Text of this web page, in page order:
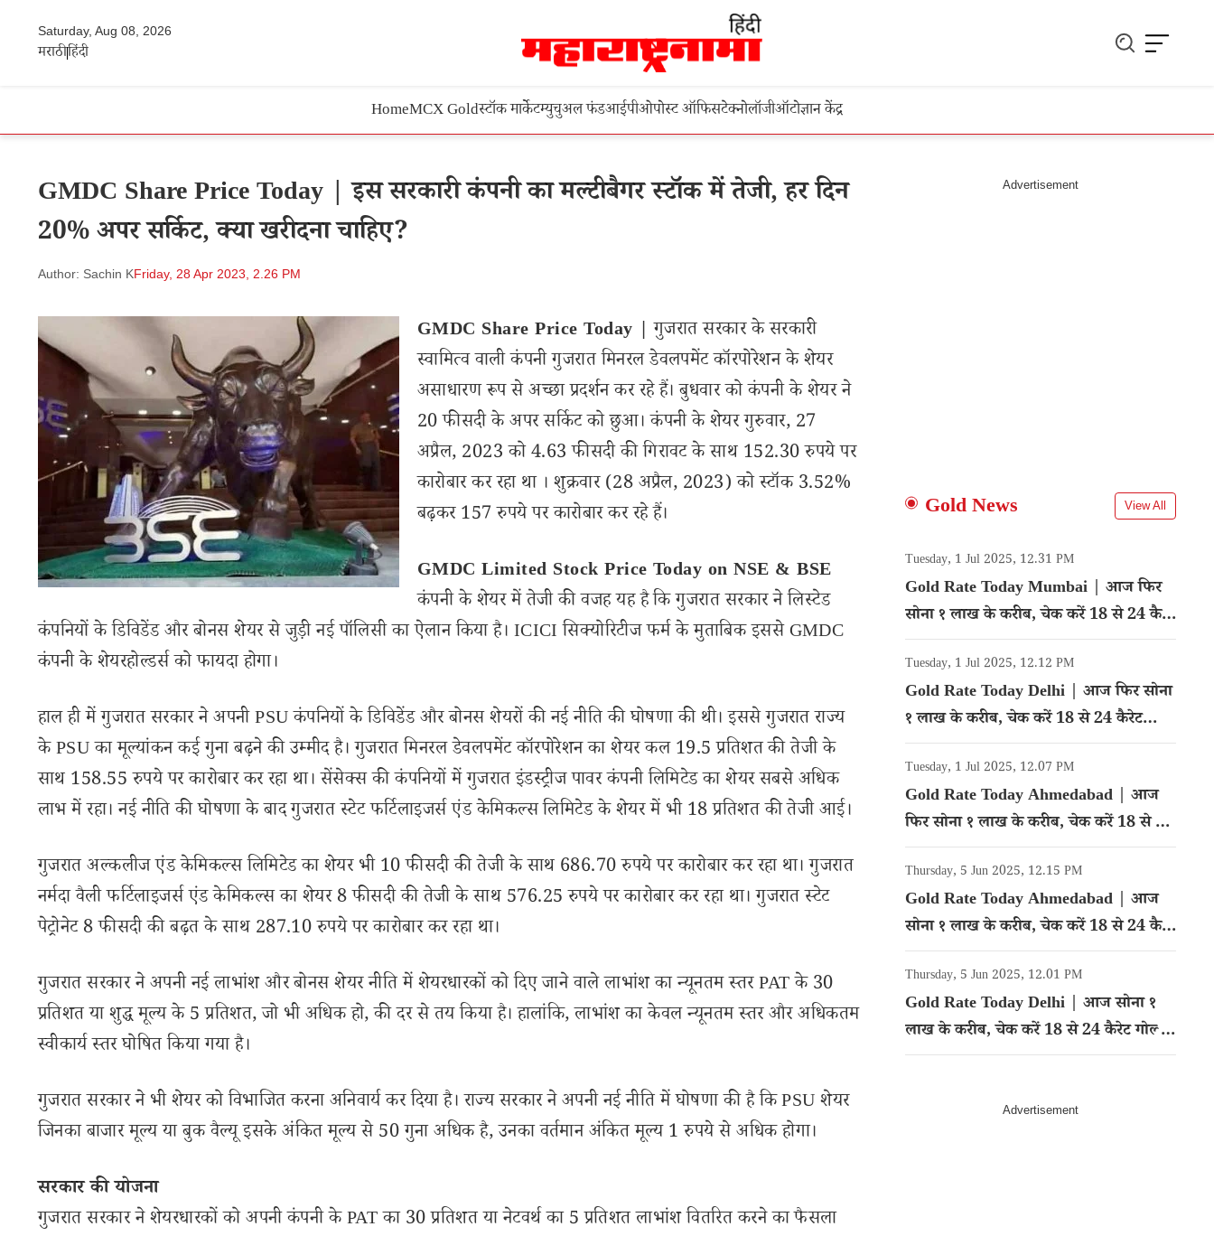
Saturday, Aug 08, 2026
मराठीहिंदी
HomeMCX Goldस्टॉक मार्केटम्युचुअल फंडआईपीओपोस्ट ऑफिसटेक्नोलॉजीऑटोज्ञान केंद्र
GMDC Share Price Today | इस सरकारी कंपनी का मल्टीबैगर स्टॉक में तेजी, हर दिन
20% अपर सर्किट, क्या खरीदना चाहिए?
Author: Sachin KFriday, 28 Apr 2023, 2.26 PM
GMDC Share Price Today | गुजरात सरकार के सरकारी
स्वामित्व वाली कंपनी गुजरात मिनरल डेवलपमेंट कॉरपोरेशन के शेयर
असाधारण रूप से अच्छा प्रदर्शन कर रहे हैं। बुधवार को कंपनी के शेयर ने
20 फीसदी के अपर सर्किट को छुआ। कंपनी के शेयर गुरुवार, 27
अप्रैल, 2023 को 4.63 फीसदी की गिरावट के साथ 152.30 रुपये पर
कारोबार कर रहा था । शुक्रवार (28 अप्रैल, 2023) को स्टॉक 3.52%
बढ़कर 157 रुपये पर कारोबार कर रहे हैं।
GMDC Limited Stock Price Today on NSE & BSE
कंपनी के शेयर में तेजी की वजह यह है कि गुजरात सरकार ने लिस्टेड
कंपनियों के डिविडेंड और बोनस शेयर से जुड़ी नई पॉलिसी का ऐलान किया है। ICICI सिक्योरिटीज फर्म के मुताबिक इससे GMDC
कंपनी के शेयरहोल्डर्स को फायदा होगा।
हाल ही में गुजरात सरकार ने अपनी PSU कंपनियों के डिविडेंड और बोनस शेयरों की नई नीति की घोषणा की थी। इससे गुजरात राज्य
के PSU का मूल्यांकन कई गुना बढ़ने की उम्मीद है। गुजरात मिनरल डेवलपमेंट कॉरपोरेशन का शेयर कल 19.5 प्रतिशत की तेजी के
साथ 158.55 रुपये पर कारोबार कर रहा था। सेंसेक्स की कंपनियों में गुजरात इंडस्ट्रीज पावर कंपनी लिमिटेड का शेयर सबसे अधिक
लाभ में रहा। नई नीति की घोषणा के बाद गुजरात स्टेट फर्टिलाइजर्स एंड केमिकल्स लिमिटेड के शेयर में भी 18 प्रतिशत की तेजी आई।
गुजरात अल्कलीज एंड केमिकल्स लिमिटेड का शेयर भी 10 फीसदी की तेजी के साथ 686.70 रुपये पर कारोबार कर रहा था। गुजरात
नर्मदा वैली फर्टिलाइजर्स एंड केमिकल्स का शेयर 8 फीसदी की तेजी के साथ 576.25 रुपये पर कारोबार कर रहा था। गुजरात स्टेट
पेट्रोनेट 8 फीसदी की बढ़त के साथ 287.10 रुपये पर कारोबार कर रहा था।
गुजरात सरकार ने अपनी नई लाभांश और बोनस शेयर नीति में शेयरधारकों को दिए जाने वाले लाभांश का न्यूनतम स्तर PAT के 30
प्रतिशत या शुद्ध मूल्य के 5 प्रतिशत, जो भी अधिक हो, की दर से तय किया है। हालांकि, लाभांश का केवल न्यूनतम स्तर और अधिकतम
स्वीकार्य स्तर घोषित किया गया है।
गुजरात सरकार ने भी शेयर को विभाजित करना अनिवार्य कर दिया है। राज्य सरकार ने अपनी नई नीति में घोषणा की है कि PSU शेयर
जिनका बाजार मूल्य या बुक वैल्यू इसके अंकित मूल्य से 50 गुना अधिक है, उनका वर्तमान अंकित मूल्य 1 रुपये से अधिक होगा।
सरकार की योजना
गुजरात सरकार ने शेयरधारकों को अपनी कंपनी के PAT का 30 प्रतिशत या नेटवर्थ का 5 प्रतिशत लाभांश वितरित करने का फैसला
Gold News View All
Tuesday, 1 Jul 2025, 12.31 PM
Gold Rate Today Mumbai | आज फिर
सोना १ लाख के करीब, चेक करें 18 से 24 कैरेट
गोल्ड का रेट
Tuesday, 1 Jul 2025, 12.12 PM
Gold Rate Today Delhi | आज फिर सोना
१ लाख के करीब, चेक करें 18 से 24 कैरेट
गोल्ड का रेट
Tuesday, 1 Jul 2025, 12.07 PM
Gold Rate Today Ahmedabad | आज
फिर सोना १ लाख के करीब, चेक करें 18 से 24
कैरेट गोल्ड का रेट
Thursday, 5 Jun 2025, 12.15 PM
Gold Rate Today Ahmedabad | आज
सोना १ लाख के करीब, चेक करें 18 से 24 कैरेट
गोल्ड का रेट
Thursday, 5 Jun 2025, 12.01 PM
Gold Rate Today Delhi | आज सोना १
लाख के करीब, चेक करें 18 से 24 कैरेट गोल्ड
का रेट